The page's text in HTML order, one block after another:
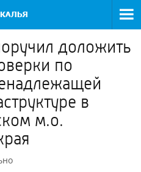
доложить
по
в
м.о.